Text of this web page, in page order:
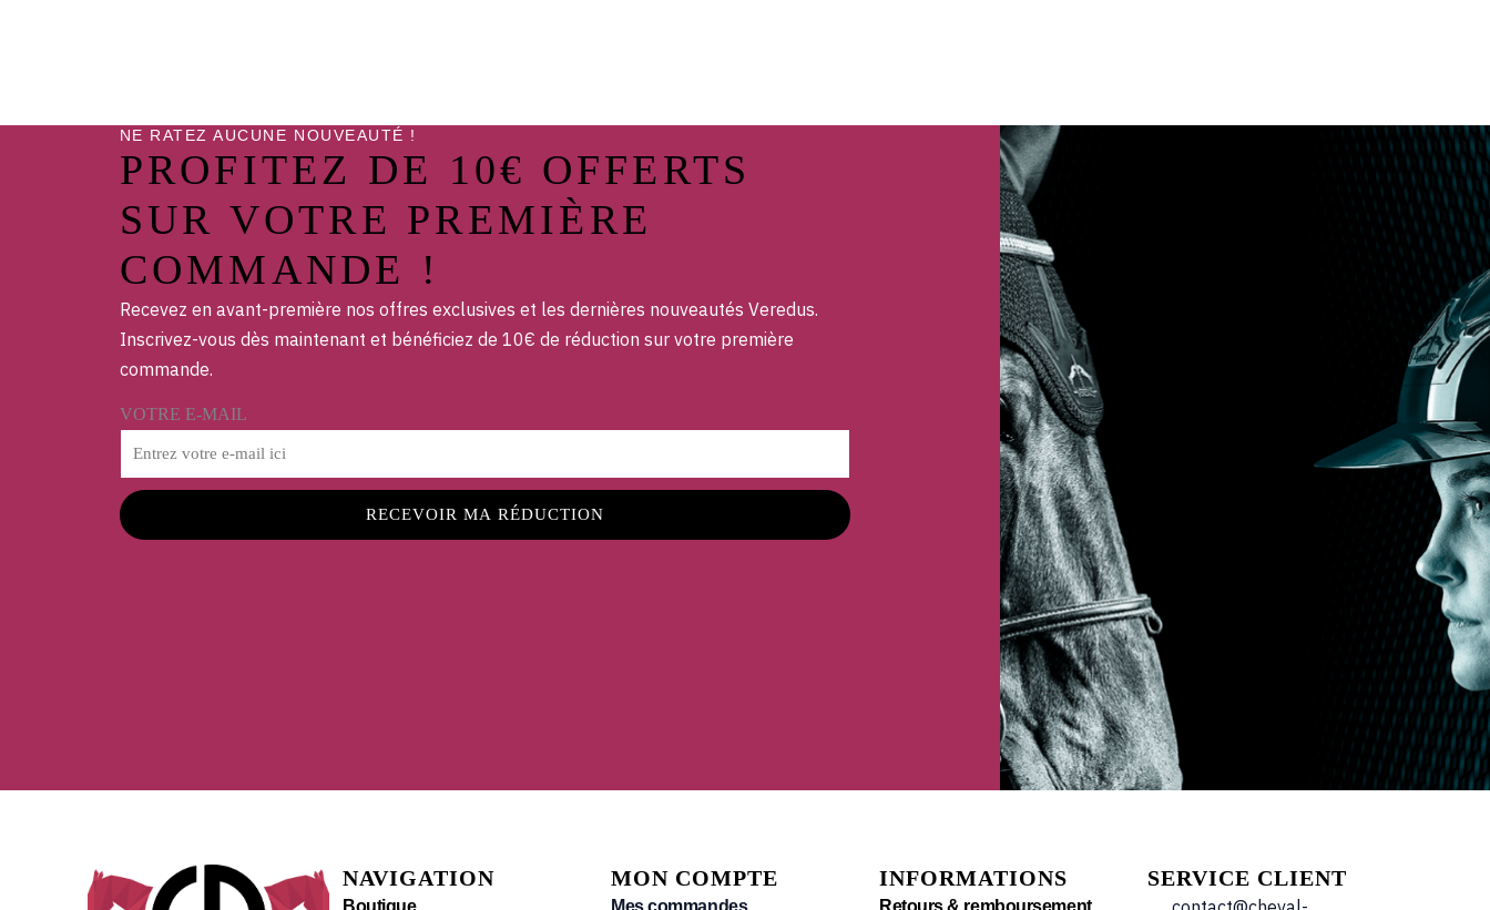
NE RATEZ AUCUNE NOUVEAUTÉ !
PROFITEZ DE 10€ OFFERTS
SUR VOTRE PREMIÈRE
COMMANDE !
Recevez en avant-première nos offres exclusives et les dernières nouveautés Veredus.
Inscrivez-vous dès maintenant et bénéficiez de 10€ de réduction sur votre première
commande.
VOTRE E-MAIL
RECEVOIR MA RÉDUCTION
NAVIGATION
Boutique
MON COMPTE
Mes commandes
INFORMATIONS
Retours & remboursement
SERVICE CLIENT